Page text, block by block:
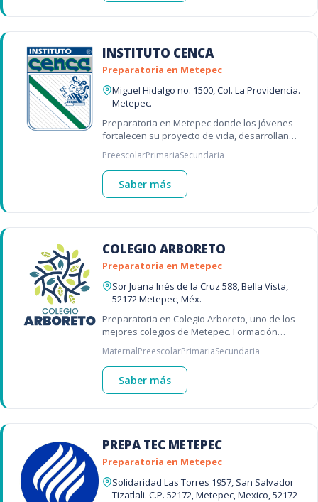
INSTITUTO CENCA
Preparatoria en Metepec
Miguel Hidalgo no. 1500, Col. La Providencia.
Metepec.
Preparatoria en Metepec donde los jóvenes
fortalecen su proyecto de vida, desarrollan
futuro universitario. 🚀📚
PreescolarPrimariaSecundaria
Saber más
COLEGIO ARBORETO
Preparatoria en Metepec
Sor Juana Inés de la Cruz 588, Bella Vista,
52172 Metepec, Méx.
Preparatoria en Colegio Arboreto, uno de los
mejores colegios de Metepec. Formación
un futuro universitario exitoso
MaternalPreescolarPrimariaSecundaria
Saber más
PREPA TEC METEPEC
Preparatoria en Metepec
Solidaridad Las Torres 1957, San Salvador
Tizatlali. C.P. 52172, Metepec, Mexico, 52172